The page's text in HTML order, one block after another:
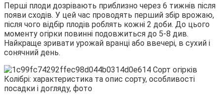
Перші плоди дозрівають приблизно через 6 тижнів після
появи сходів. У цей час проводять перший збір врожаю,
після чого відбір плодів роблять кожні 2 доби. До цього
моменту огірки повинні подовжиться до 5-8 див.
Найкраще зривати урожай вранці або ввечері, в сухий і
сонячний день.